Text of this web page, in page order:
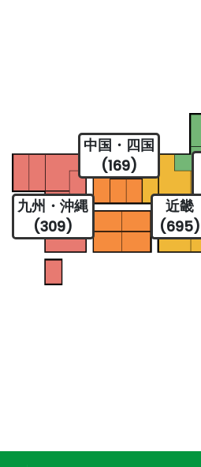
近畿
(695)
中国・四国
(169)
九州・沖縄
(309)